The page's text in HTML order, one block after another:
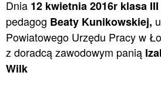
Dnia 12 kwietnia 2016r klasa III
pedagog Beaty Kunikowskiej,
Powiatowego Urzędu Pracy w
z doradcą zawodowym panią
Wilk